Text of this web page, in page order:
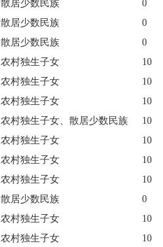
散居少数民族
0
散居少数民族
0
散居少数民族
0
农村独生子女
10
农村独生子女
10
农村独生子女
10
农村独生子女、散居少数民族
10
农村独生子女
10
农村独生子女
10
农村独生子女
10
散居少数民族
0
农村独生子女
10
农村独生子女
10